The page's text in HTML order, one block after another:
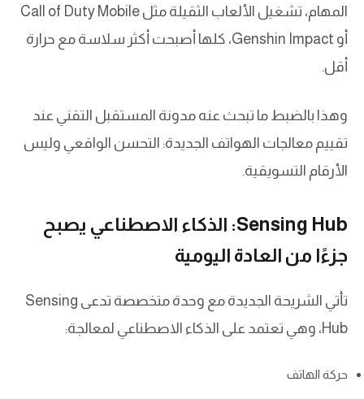
المهام، تشغيل الألعاب الثقيلة مثل Call of Duty Mobile
أو Genshin Impact، كلها أصبحت أكثر سلاسة مع حرارة
أقل.
وهذا بالضبط ما تبحث عنه مدونة المستقبل التقني عند
تقييم معالجات الهواتف الجديدة: التحسن الواقعي وليس
الأرقام التسويقية.
Sensing Hub: الذكاء الاصطناعي يصبح
جزءًا من العادة اليومية
تأتي الشريحة الجديدة مع وحدة متخصصة تدعى Sensing
Hub، وهي تعتمد على الذكاء الاصطناعي لمعالجة:
حركة الهاتف